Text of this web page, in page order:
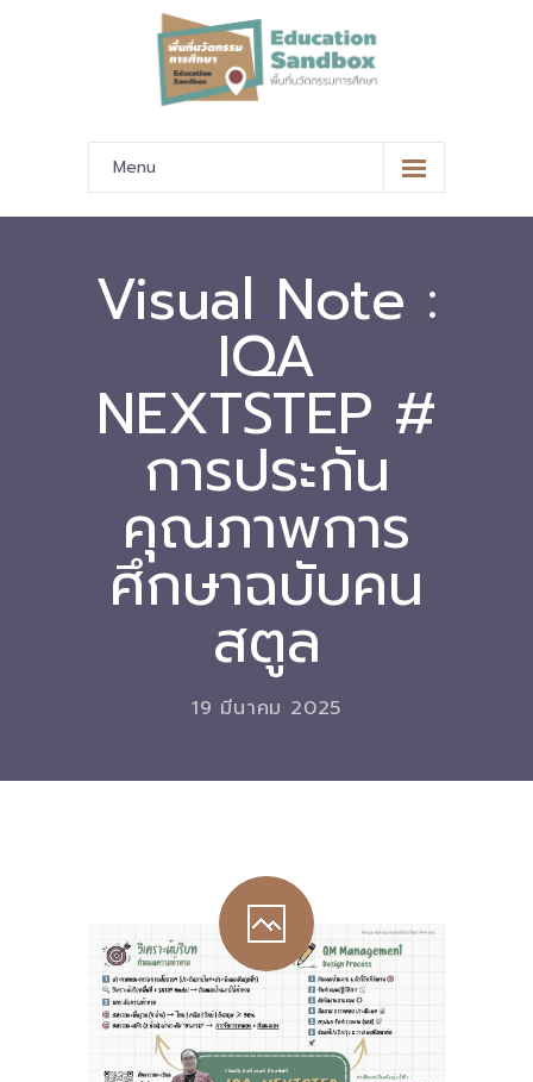
Menu
หน้าหลัก
-- มาตรฐานข้อมูลและมาตรฐานการแลกเปลี่ยนข้อมูล
-- สถานศึกษานำร่อง
-- EdusandboxGM
-- วีดิทัศน์นำเสนอสถานศึกษานำร่อง
-- ปฏิทินการขับเคลื่อนพื้นที่นวัตกรรมการศึกษา
Download
---- เจตนารมณ์ของ พ.ร.บ.
---- รายงานการประเมินผลสัมฤทธิ์ พ.ร.บ.พื้นที่นวัตกรรม
การศึกษา พ.ศ. 2562
---- รับฟังความคิดเห็นร่าง พ.ร.ฎ. ฯ
---- รายงานการวิเคราะห์ผลกระทบที่อาจเกิดขึ้นจากกฎ
หมายฯ
Visual Note :
IQA
NEXTSTEP #
การประกัน
คุณภาพการ
ศึกษาฉบับคน
สตูล
19 มีนาคม 2025